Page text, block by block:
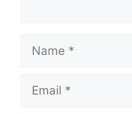
Name
Email